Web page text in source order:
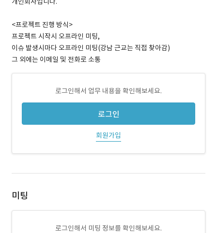
<프로젝트 진행 방식>
프로젝트 시작시 오프라인 미팅,
이슈 발생시마다 오프라인 미팅(강남 근교는 직접 찾아감)
그 외에는 이메일 및 전화로 소통
로그인해서 업무 내용을 확인해보세요.
로그인
회원가입
미팅
로그인해서 미팅 정보를 확인해보세요.